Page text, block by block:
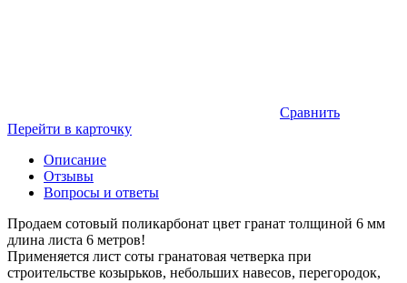
Сравнить
Перейти в карточку
Описание
Отзывы
Вопросы и ответы
Продаем сотовый поликарбонат цвет гранат толщиной 6 мм
длина листа 6 метров!
Применяется лист соты гранатовая четверка при
строительстве козырьков, небольших навесов, перегородок,